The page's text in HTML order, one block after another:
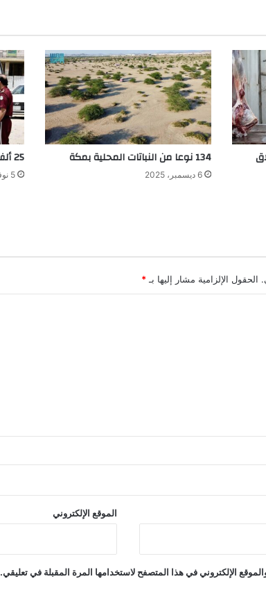
134 نوعا من النباتات المحلية بمكة
6 ديسمبر، 2025
25 ألف بلاغ إسعافي بمكة
5 نوفمبر، 2025
الحقول الإلزامية مشار إليها بـ *
الموقع الإلكتروني
الإلكتروني في هذا المتصفح لاستخدامها المرة المقبلة في تعليقي.